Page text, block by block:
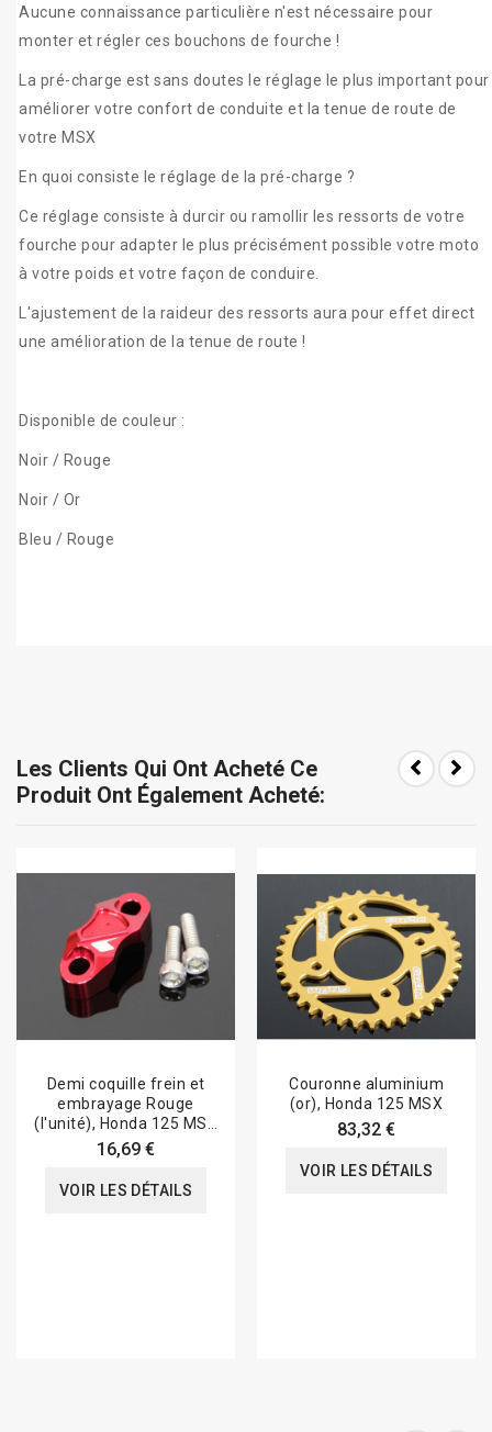
Aucune connaissance particulière n'est nécessaire pour
monter et régler ces bouchons de fourche !
La pré-charge est sans doutes le réglage le plus important pour
améliorer votre confort de conduite et la tenue de route de
votre MSX
En quoi consiste le réglage de la pré-charge ?
Ce réglage consiste à durcir ou ramollir les ressorts de votre
fourche pour adapter le plus précisément possible votre moto
à votre poids et votre façon de conduire.
L'ajustement de la raideur des ressorts aura pour effet direct
une amélioration de la tenue de route !
Disponible de couleur :
Noir / Rouge
Noir / Or
Bleu / Rouge
Les Clients Qui Ont Acheté Ce
Produit Ont Également Acheté:
Demi coquille frein et
embrayage Rouge
(l'unité), Honda 125 MSX
GROM
16,69 €
VOIR LES DÉTAILS
Couronne aluminium
(or), Honda 125 MSX
83,32 €
VOIR LES DÉTAILS